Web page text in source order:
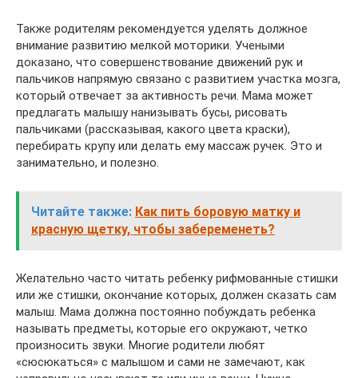
Также родителям рекомендуется уделять должное
внимание развитию мелкой моторики. Учеными
доказано, что совершенствование движений рук и
пальчиков напрямую связано с развитием участка мозга,
который отвечает за активность речи. Мама может
предлагать малышу нанизывать бусы, рисовать
пальчиками (рассказывая, какого цвета краски),
перебирать крупу или делать ему массаж ручек. Это и
занимательно, и полезно.
Читайте также: Как пить боровую матку и
красную щетку, чтобы забеременеть?
Желательно часто читать ребенку рифмованные стишки
или же стишки, окончание которых, должен сказать сам
малыш. Мама должна постоянно побуждать ребенка
называть предметы, которые его окружают, четко
произносить звуки. Многие родители любят
«сюсюкаться» с малышом и сами не замечают, как